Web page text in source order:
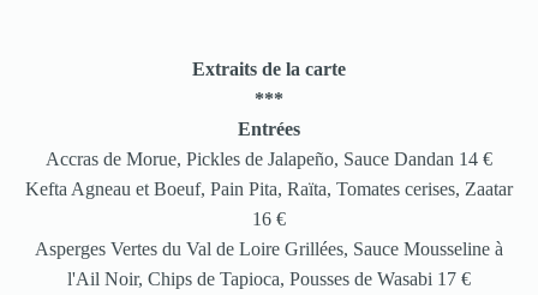
Extraits de la carte
***
Entrées
Accras de Morue, Pickles de Jalapeño, Sauce Dandan 14 €
Kefta Agneau et Boeuf, Pain Pita, Raïta, Tomates cerises, Zaatar
16 €
Asperges Vertes du Val de Loire Grillées, Sauce Mousseline à
l'Ail Noir, Chips de Tapioca, Pousses de Wasabi 17 €